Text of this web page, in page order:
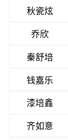
秋瓷炫
乔欣
秦舒培
钱嘉乐
漆培鑫
齐如意